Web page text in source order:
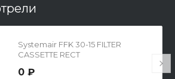
Systemair FFK 30-15 FILTER
CASSETTE RECT
0 ₽